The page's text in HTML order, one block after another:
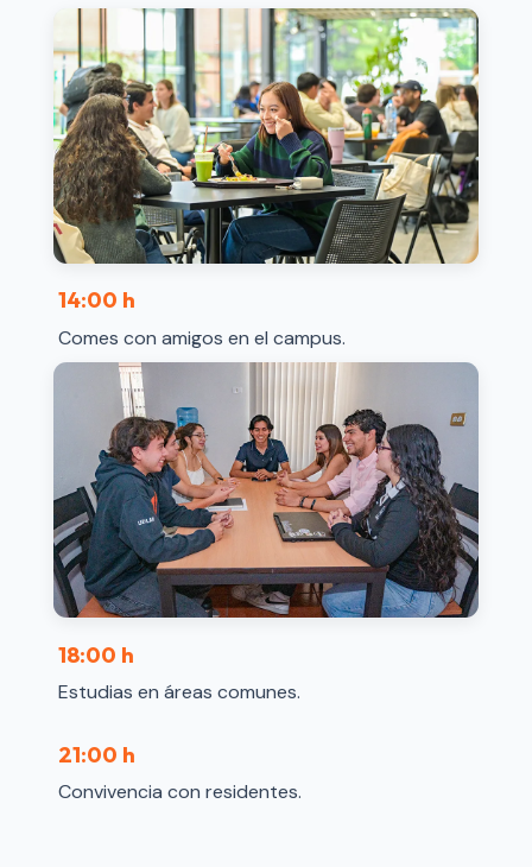
14:00 h
Comes con amigos en el campus.
18:00 h
Estudias en áreas comunes.
21:00 h
Convivencia con residentes.